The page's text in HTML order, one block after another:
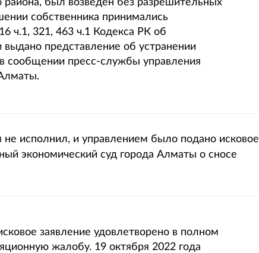
был возведен без разрешительных
собственника принимались
ч.1, 321, 463 ч.1 Кодекса РК об
представление об устранении
сообщении пресс-службы управления
не исполнил, и управлением было подано исковое
экономический суд города Алматы о сносе
заявление удовлетворено в полном
жалобу. 19 октября 2022 года